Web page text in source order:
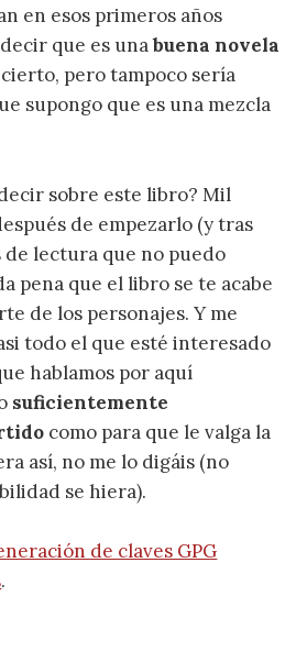
en esos primeros años
que es unabuena novela
cierto, pero tampoco sería
supongo que es una mezcla
sobre este libro? Mil
de empezarlo (y tras
lectura que no puedo
pena que el libro se te acabe
de los personajes. Y me
todo el que esté interesado
hablamos por aquí
suficientemente
como para que le valga la
así, no me lo digáis (no
se hiera).
de claves GPG
.